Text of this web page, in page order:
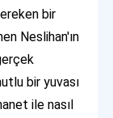
bir
Neslihan'ın
bir yuvası
ile nasıl